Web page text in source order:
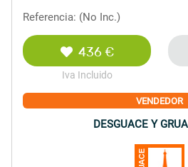
Referencia: (No Inc.)
436 €
Iva Incluido
VENDEDOR
DESGUACE Y